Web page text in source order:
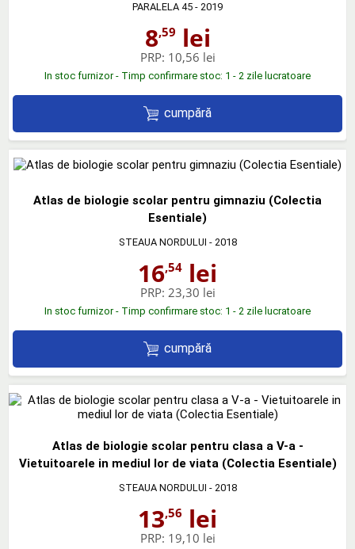
PARALELA 45 - 2019
8,59 lei
PRP: 10,56 lei
In stoc furnizor - Timp confirmare stoc: 1 - 2 zile lucratoare
cumpără
Atlas de biologie scolar pentru gimnaziu (Colectia
Esentiale)
STEAUA NORDULUI - 2018
16,54 lei
PRP: 23,30 lei
In stoc furnizor - Timp confirmare stoc: 1 - 2 zile lucratoare
cumpără
Atlas de biologie scolar pentru clasa a V-a -
Vietuitoarele in mediul lor de viata (Colectia Esentiale)
STEAUA NORDULUI - 2018
13,56 lei
PRP: 19,10 lei